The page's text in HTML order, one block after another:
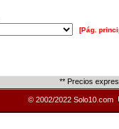
[Pág.
** Precios
© 2002/2022 Solo10.com